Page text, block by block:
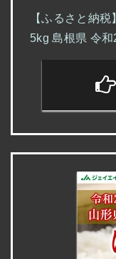
【ふるさと納
5kg 島根県 令